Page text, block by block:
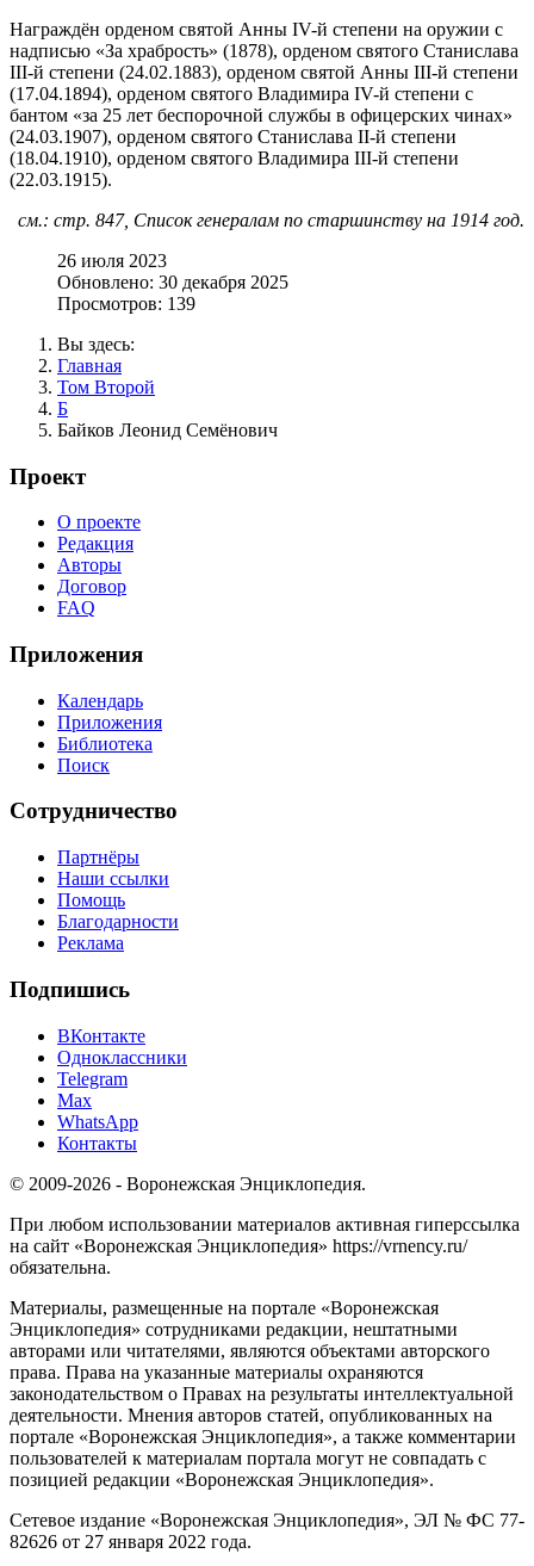
Награждён орденом святой Анны IV-й степени на оружии с
надписью «За храбрость» (1878), орденом святого Станислава
III-й степени (24.02.1883), орденом святой Анны III-й степени
(17.04.1894), орденом святого Владимира IV-й степени с
бантом «за 25 лет беспорочной службы в офицерских чинах»
(24.03.1907), орденом святого Станислава II-й степени
(18.04.1910), орденом святого Владимира III-й степени
(22.03.1915).
см.: стр. 847, Список генералам по старшинству на 1914 год.
26 июля 2023
Обновлено: 30 декабря 2025
Просмотров: 139
Вы здесь:
Главная
Том Второй
Б
Байков Леонид Семёнович
Проект
О проекте
Редакция
Авторы
Договор
FAQ
Приложения
Календарь
Приложения
Библиотека
Поиск
Сотрудничество
Партнёры
Наши ссылки
Помощь
Благодарности
Реклама
Подпишись
ВКонтакте
Одноклассники
Telegram
Max
WhatsApp
Контакты
© 2009-2026 - Воронежская Энциклопедия.
При любом использовании материалов активная гиперссылка
на сайт «Воронежская Энциклопедия» https://vrnency.ru/
обязательна.
Материалы, размещенные на портале «Воронежская
Энциклопедия» сотрудниками редакции, нештатными
авторами или читателями, являются объектами авторского
права. Права на указанные материалы охраняются
законодательством о Правах на результаты интеллектуальной
деятельности. Мнения авторов статей, опубликованных на
портале «Воронежская Энциклопедия», а также комментарии
пользователей к материалам портала могут не совпадать с
позицией редакции «Воронежская Энциклопедия».
Сетевое издание «Воронежская Энциклопедия», ЭЛ № ФС 77-
82626 от 27 января 2022 года.